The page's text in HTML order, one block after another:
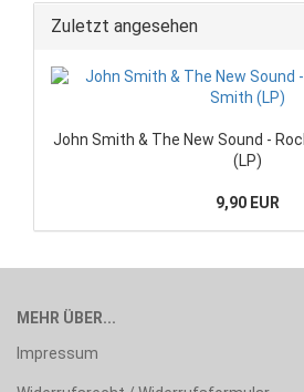
Zuletzt angesehen
John Smith & The New Sound -
(LP)
9,90 EUR
MEHR ÜBER...
Impressum